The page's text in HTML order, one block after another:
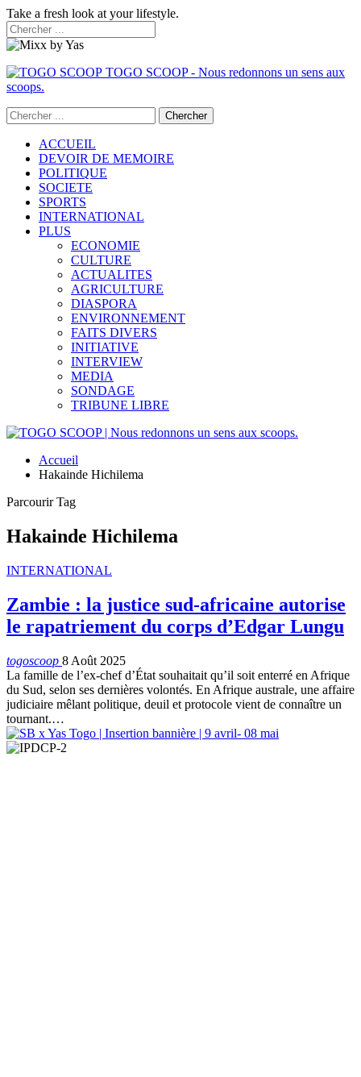
Take a fresh look at your lifestyle.
TOGO SCOOP - Nous redonnons un sens aux
scoops.
ACCUEIL
DEVOIR DE MEMOIRE
POLITIQUE
SOCIETE
SPORTS
INTERNATIONAL
PLUS
ECONOMIE
CULTURE
ACTUALITES
AGRICULTURE
DIASPORA
ENVIRONNEMENT
FAITS DIVERS
INITIATIVE
INTERVIEW
MEDIA
SONDAGE
TRIBUNE LIBRE
Accueil
Hakainde Hichilema
Parcourir Tag
Hakainde Hichilema
INTERNATIONAL
Zambie : la justice sud-africaine autorise
le rapatriement du corps d’Edgar Lungu
togoscoop 8 Août 2025
La famille de l’ex-chef d’État souhaitait qu’il soit enterré en Afrique
du Sud, selon ses dernières volontés. En Afrique australe, une affaire
judiciaire mêlant politique, deuil et protocole vient de connaître un
tournant.…